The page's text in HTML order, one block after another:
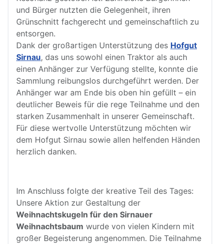
und Bürger nutzten die Gelegenheit, ihren
Grünschnitt fachgerecht und gemeinschaftlich zu
entsorgen.
Dank der großartigen Unterstützung des Hofgut
Sirnau, das uns sowohl einen Traktor als auch
einen Anhänger zur Verfügung stellte, konnte die
Sammlung reibungslos durchgeführt werden. Der
Anhänger war am Ende bis oben hin gefüllt – ein
deutlicher Beweis für die rege Teilnahme und den
starken Zusammenhalt in unserer Gemeinschaft.
Für diese wertvolle Unterstützung möchten wir
dem Hofgut Sirnau sowie allen helfenden Händen
herzlich danken.
Im Anschluss folgte der kreative Teil des Tages:
Unsere Aktion zur Gestaltung der
Weihnachtskugeln für den Sirnauer
Weihnachtsbaum wurde von vielen Kindern mit
großer Begeisterung angenommen. Die Teilnahme